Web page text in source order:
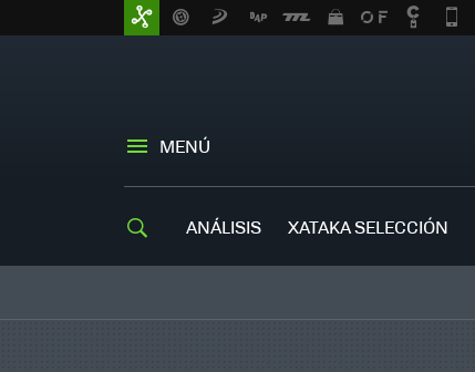
MENÚ
ANÁLISIS XATAKA SELECCIÓN